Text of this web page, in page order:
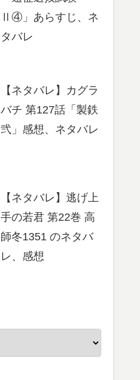
Ⅱ④」あらすじ、ネ
タバレ
【ネタバレ】カグラ
バチ 第127話「製鉄
弐」感想、ネタバレ
【ネタバレ】逃げ上
手の若君 第22巻 高
師冬1351 のネタバ
レ、感想